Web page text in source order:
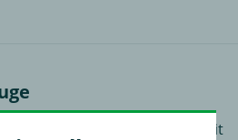
Volkswagen AG (VW AG) mit